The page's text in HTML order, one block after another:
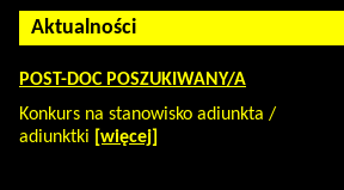
Aktualności
POST-DOC POSZUKIWANY/A
Konkurs na stanowisko adiunkta /
adiunktki
[więcej]